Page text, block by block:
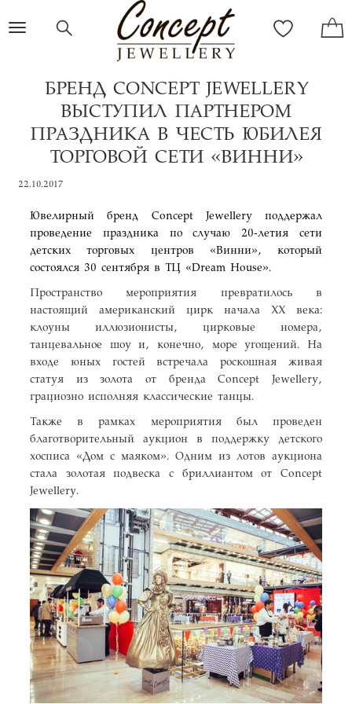
Toggle
БРЕНД CONCEPT JEWELLERY
ВЫСТУПИЛ ПАРТНЕРОМ
ПРАЗДНИКА В ЧЕСТЬ ЮБИЛЕЯ
ТОРГОВОЙ СЕТИ «ВИННИ»
22.10.2017
Ювелирный бренд Concept Jewellery поддержал
проведение праздника по случаю 20-летия сети
детских торговых центров «Винни», который
состоялся 30 сентября в ТЦ «Dream House».
Пространство мероприятия превратилось в
настоящий американский цирк начала ХХ века:
клоуны иллюзионисты, цирковые номера,
танцевальное шоу и, конечно, море угощений. На
входе юных гостей встречала роскошная живая
статуя из золота от бренда Concept Jewellery,
грациозно исполняя классические танцы.
Также в рамках мероприятия был проведен
благотворительный аукцион в поддержку детского
хосписа «Дом с маяком». Одним из лотов аукциона
стала золотая подвеска с бриллиантом от Concept
Jewellery.